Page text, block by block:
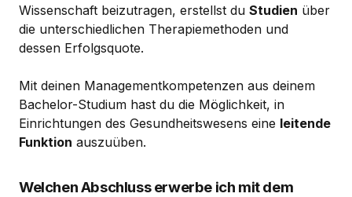
Wissenschaft beizutragen, erstellst du Studien über
die unterschiedlichen Therapiemethoden und
dessen Erfolgsquote.
Mit deinen Managementkompetenzen aus deinem
Bachelor-Studium hast du die Möglichkeit, in
Einrichtungen des Gesundheitswesens eine leitende
Funktion auszuüben.
Welchen Abschluss erwerbe ich mit dem